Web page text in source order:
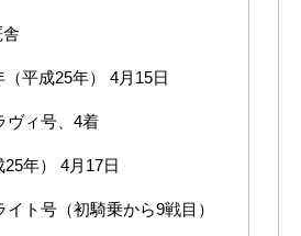
平成25年） 4月15日
ヴィ号、4着
年） 4月17日
ト号（初騎乗から9戦目）